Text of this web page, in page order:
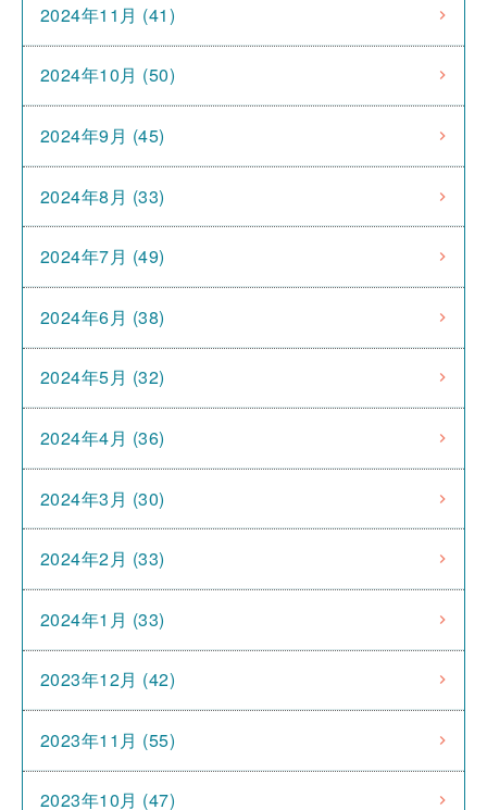
2024年11月 (41)
2024年10月 (50)
2024年9月 (45)
2024年8月 (33)
2024年7月 (49)
2024年6月 (38)
2024年5月 (32)
2024年4月 (36)
2024年3月 (30)
2024年2月 (33)
2024年1月 (33)
2023年12月 (42)
2023年11月 (55)
2023年10月 (47)